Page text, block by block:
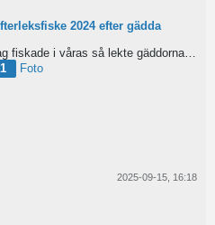
2024 efter gädda
Väcker liv i tråden. Där jag fiskade i våras så lekte gäddorna från början av mars hela vägen in i juni...
1
Foto
2025-09-15, 16:18